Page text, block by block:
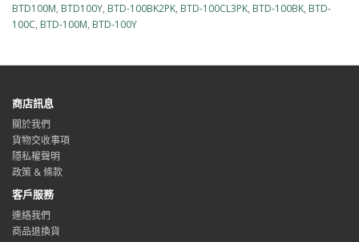
BTD100M, BTD100Y, BTD-100BK2PK, BTD-100CL3PK, BTD-100BK, BTD-
100C, BTD-100M, BTD-100Y
商店訊息
關於我們
貨物交收事項
隱私權聲明
政策 & 條款
客戶服務
連絡我們
商品退換貨